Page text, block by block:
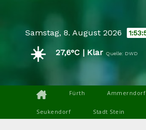
contentSamstag, 8. August 2026
☀️ 27,6°C | Klar Quelle: DWD
Fürth Ammerndorf
Seukendorf Stadt Stein